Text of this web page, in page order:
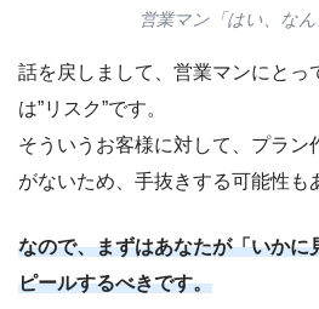
営業マン「はい、な
話を戻しまして、営業マンにとっ
は”リスク”です。
そういうお客様に対して、プラン
がないため、手抜きする可能性も
なので、まずはあなたが「いかに
ピールするべきです。